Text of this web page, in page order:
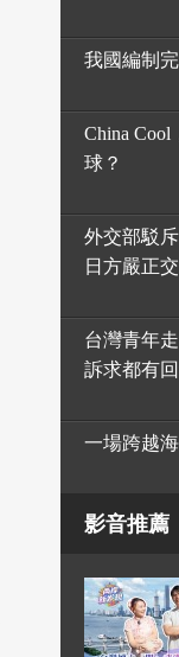
我國編制
China
球？
外交部駁
日方嚴正
台灣青年
訴求都有
一場跨越
影音推薦